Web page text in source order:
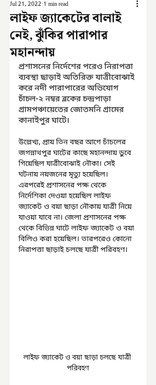
লাইফ জ্যাকেটের বালাই
নেই, ঝুঁকির পারাপার
মহানন্দায়
Jul 21, 2022 1 min read
প্রশাসনের নির্দেশের পরেও নিরাপত্তা
ব্যবস্থা ছাড়াই অতিরিক্ত যাত্রীবোঝাই
করে নদী পারাপারের অভিযোগ
চাঁচল-২ নম্বর ব্লকের চন্দ্রপাড়া
গ্রামপঞ্চায়েতের জোতমনি গ্রামের
কানাইপুর ঘাটে।
উল্লেখ্য, প্রায় তিন বছর আগে চাঁচলের
জগন্নাথপুর ঘাটের কাছে মহানন্দায় ডুবে
গিয়েছিল যাত্রীবোঝাই নৌকা। সেই
ঘটনায় নয়জনের মৃত্যু হয়েছিল।
এরপরেই প্রশাসনের পক্ষ থেকে
নির্দেশিকা দেওয়া হয়েছিল লাইফ
জ্যাকেট ও বয়া ছাড়া নৌকায় যাত্রী নিয়ে
যাওয়া যাবে না। জেলা প্রশাসনের পক্ষ
থেকে বিভিন্ন ঘাটে লাইফ জ্যাকেট ও বয়া
বিলিও করা হয়েছিল। তারপরেও কোনো
নিরাপত্তা ছাড়াই চলছে যাত্রী পরিবহণ।
লাইফ জ্যাকেট ও বয়া ছাড়া চলছে যাত্রী
পরিবহণ